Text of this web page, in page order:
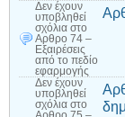
Δεν έχουν
υποβληθεί
σχόλια στο
Αρθρο 74 –
Εξαιρέσεις
από το πεδίο
εφαρμογής
Δεν έχουν
υποβληθεί
σχόλια στο